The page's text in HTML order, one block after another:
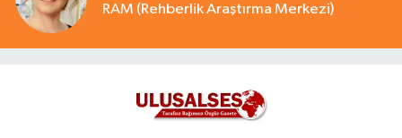
RAM (Rehberlik Araştırma Merkezi)